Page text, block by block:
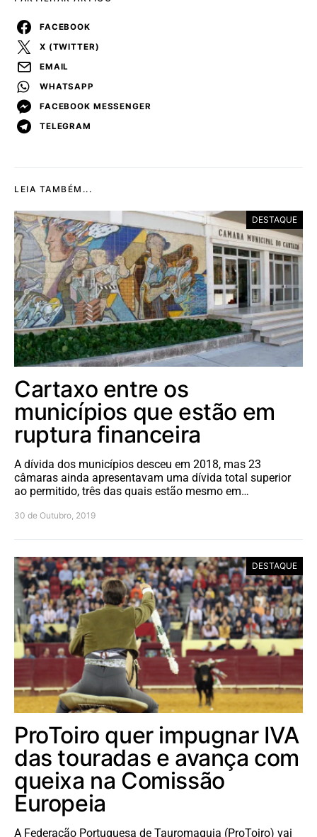
FACEBOOK
X (TWITTER)
EMAIL
WHATSAPP
FACEBOOK MESSENGER
TELEGRAM
LEIA TAMBÉM...
DESTAQUE
Cartaxo entre os
municípios que estão em
ruptura financeira
A dívida dos municípios desceu em 2018, mas 23
câmaras ainda apresentavam uma dívida total superior
ao permitido, três das quais estão mesmo em…
30 de Outubro, 2019
DESTAQUE
ProToiro quer impugnar IVA
das touradas e avança com
queixa na Comissão
Europeia
A Federação Portuguesa de Tauromaquia (ProToiro) vai